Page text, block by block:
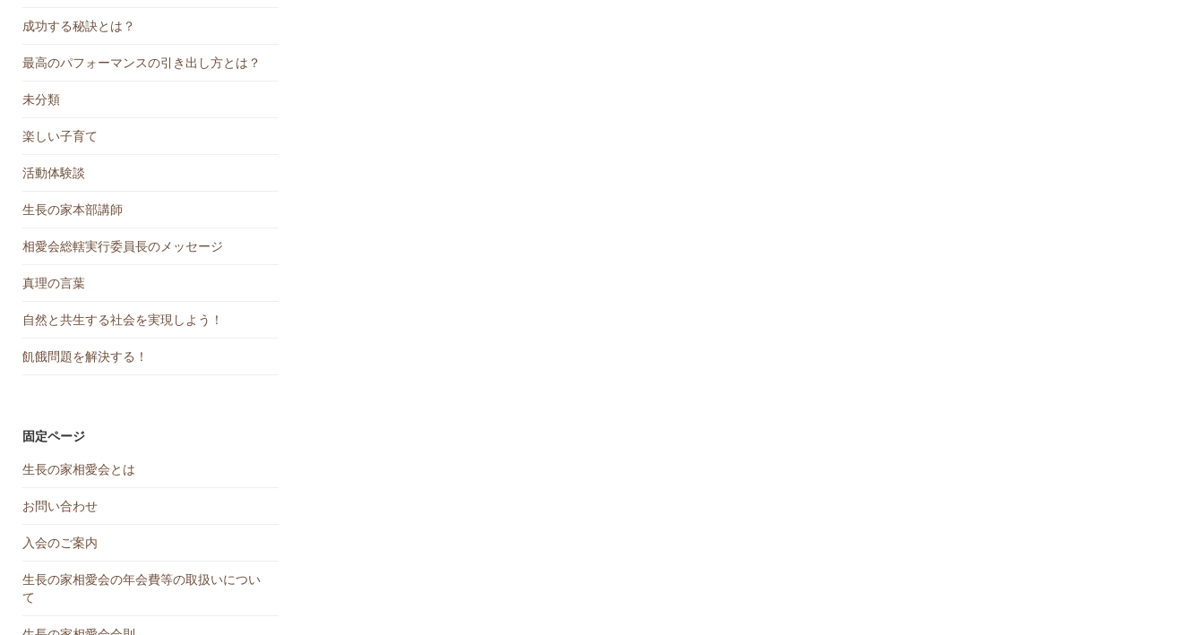
成功する秘訣とは？
最高のパフォーマンスの引き出し方とは？
未分類
楽しい子育て
活動体験談
生長の家本部講師
相愛会総轄実行委員長のメッセージ
真理の言葉
自然と共生する社会を実現しよう！
飢餓問題を解決する！
固定ページ
生長の家相愛会とは
お問い合わせ
入会のご案内
生長の家相愛会の年会費等の取扱いについ
て